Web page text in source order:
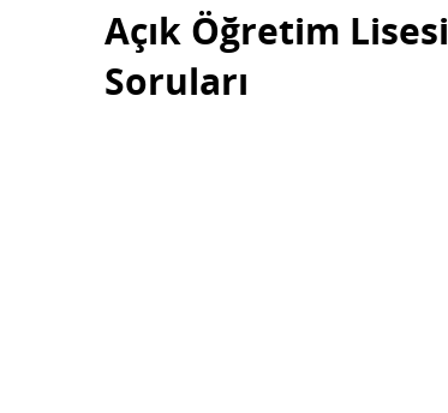
Açık Öğretim Lisesi
Soruları